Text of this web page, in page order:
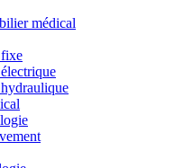
médical